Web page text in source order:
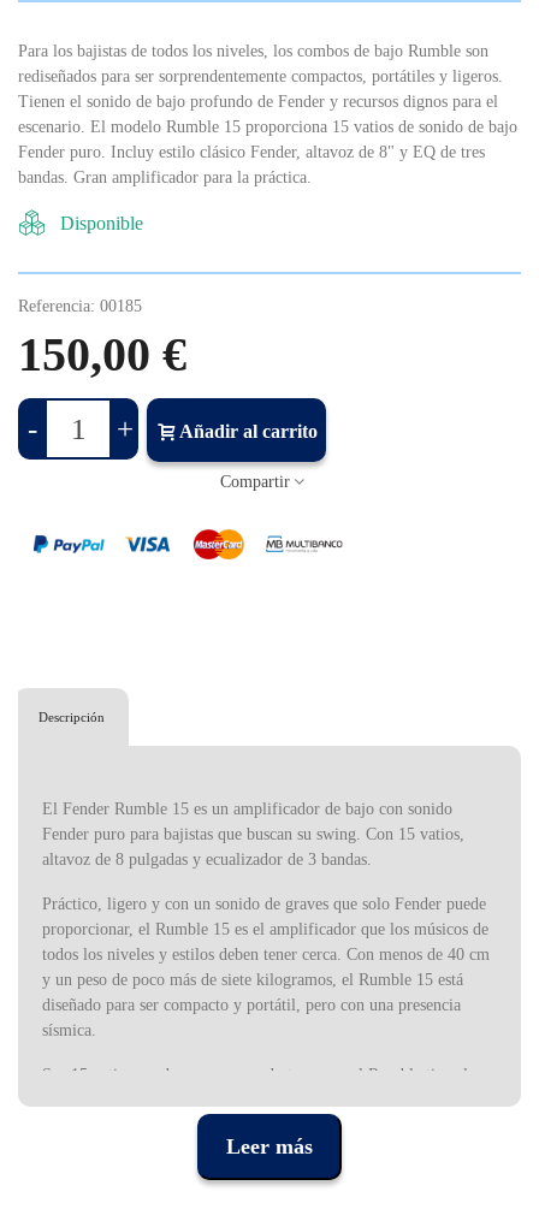
Para los bajistas de todos los niveles, los combos de bajo Rumble son
rediseñados para ser sorprendentemente compactos, portátiles y ligeros.
Tienen el sonido de bajo profundo de Fender y recursos dignos para el
escenario. El modelo Rumble 15 proporciona 15 vatios de sonido de bajo
Fender puro. Incluy estilo clásico Fender, altavoz de 8" y EQ de tres
bandas. Gran amplificador para la práctica.
Disponible
Referencia: 00185
150,00 €
- + Añadir al carrito
Compartir
Descripción
El Fender Rumble 15 es un amplificador de bajo con sonido
Fender puro para bajistas que buscan su swing. Con 15 vatios,
altavoz de 8 pulgadas y ecualizador de 3 bandas.
Práctico, ligero y con un sonido de graves que solo Fender puede
proporcionar, el Rumble 15 es el amplificador que los músicos de
todos los niveles y estilos deben tener cerca. Con menos de 40 cm
y un peso de poco más de siete kilogramos, el Rumble 15 está
diseñado para ser compacto y portátil, pero con una presencia
sísmica.
Sus 15 vatios pueden parecer modestos, pero el Rumble tiene la
altavoz Fender Special Design de 8 pulgadas te da el volumen y la
presencia que necesitas para hacerte oír con calidad, sin
comprometer el sonido natural de tu instrumento ni la fidelidad al
Leer más